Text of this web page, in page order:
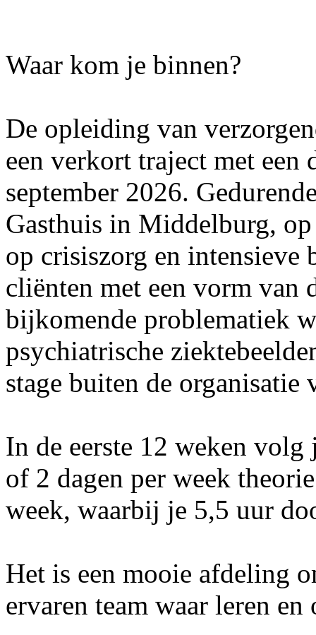
Waar kom je binnen?
De opleiding van
een verkort traject met een
september 2026.
Gasthuis in Middelburg,
op crisiszorg en intensieve
cliënten met een vorm van
bijkomende problematiek
psychiatrische
stage buiten de
In de eerste 12 weken
of 2 dagen per week
week, waarbij je 5,5 uur
Het is een mooie afdeling
ervaren team waar leren